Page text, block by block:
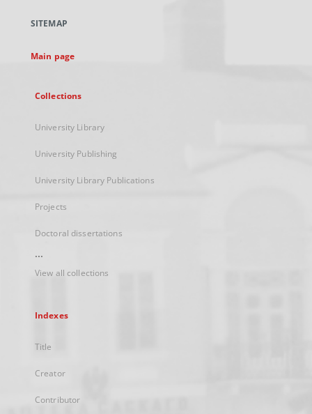
new
SITEMAP
Main page
Collections
University Library
University Publishing
University Library Publications
Projects
Doctoral dissertations
...
View all collections
Indexes
Title
Creator
Contributor